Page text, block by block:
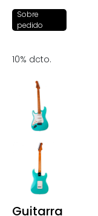
Sobre
pedido
10% dcto.
Guitarra